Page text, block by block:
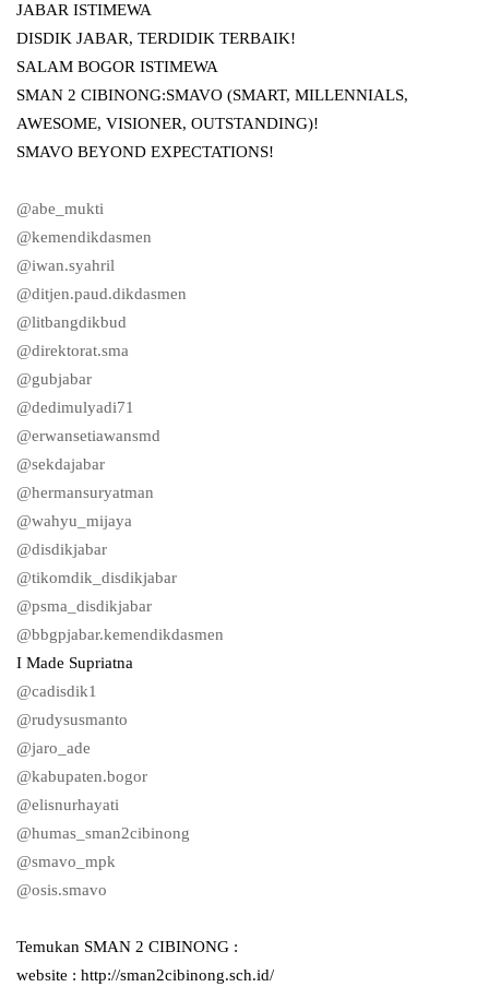
JABAR ISTIMEWA
DISDIK JABAR, TERDIDIK TERBAIK!
SALAM BOGOR ISTIMEWA
SMAN 2 CIBINONG:SMAVO (SMART, MILLENNIALS,
AWESOME, VISIONER, OUTSTANDING)!
SMAVO BEYOND EXPECTATIONS!
@abe_mukti
@kemendikdasmen
@iwan.syahril
@ditjen.paud.dikdasmen
@litbangdikbud
@direktorat.sma
@gubjabar
@dedimulyadi71
@erwansetiawansmd
@sekdajabar
@hermansuryatman
@wahyu_mijaya
@disdikjabar
@tikomdik_disdikjabar
@psma_disdikjabar
@bbgpjabar.kemendikdasmen
I Made Supriatna
@cadisdik1
@rudysusmanto
@jaro_ade
@kabupaten.bogor
@elisnurhayati
@humas_sman2cibinong
@smavo_mpk
@osis.smavo
Temukan SMAN 2 CIBINONG :
website : http://sman2cibinong.sch.id/